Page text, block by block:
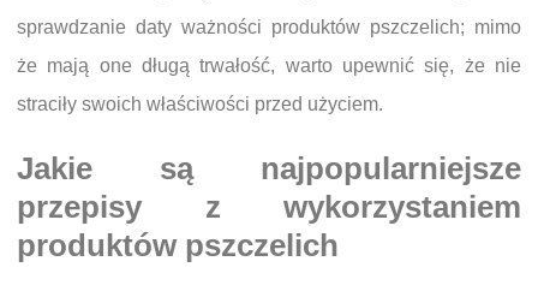
sprawdzanie daty ważności produktów pszczelich; mimo
że mają one długą trwałość, warto upewnić się, że nie
straciły swoich właściwości przed użyciem.
Jakie są najpopularniejsze
przepisy z wykorzystaniem
produktów pszczelich